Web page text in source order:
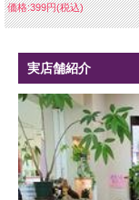
価格:399円(税込)
実店舗紹介